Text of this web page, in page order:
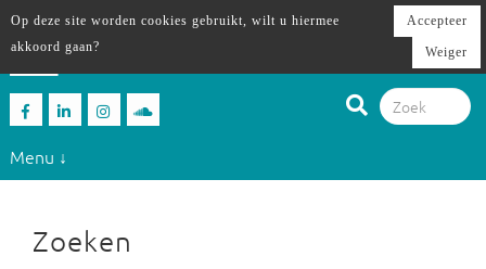
Menu ↓
Zoeken
Op deze site worden cookies gebruikt, wilt u hiermee
akkoord gaan?
Accepteer
Weiger